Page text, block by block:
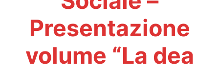
Presentazione
volume “La dea